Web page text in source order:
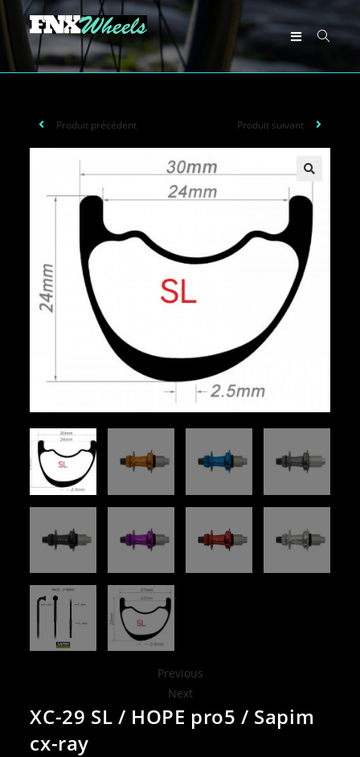
Produit précédent Produit suivant
Previous
Next
XC-29 SL / HOPE pro5 / Sapim
cx-ray